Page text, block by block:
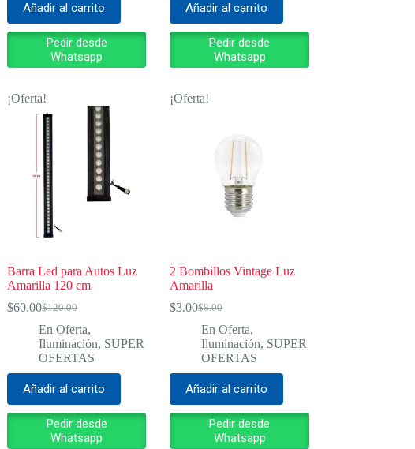
Añadir al carrito
Pedir desde
Whatsapp
Añadir al carrito
Pedir desde
Whatsapp
¡Oferta!
Barra Led para Autos Luz
Amarilla 120 cm
$120.00
El
precio
original
era:
$120.00.
$60.00El
precio
actual
es:
$60.00.
En Oferta,
Iluminación, SUPER
OFERTAS
Añadir al carrito
Pedir desde
Whatsapp
¡Oferta!
2 Bombillos Vintage Luz
Amarilla
$8.00
El
precio
original
era:
$8.00.
$3.00El
precio
actual
es:
$3.00.
En Oferta,
Iluminación, SUPER
OFERTAS
Añadir al carrito
Pedir desde
Whatsapp